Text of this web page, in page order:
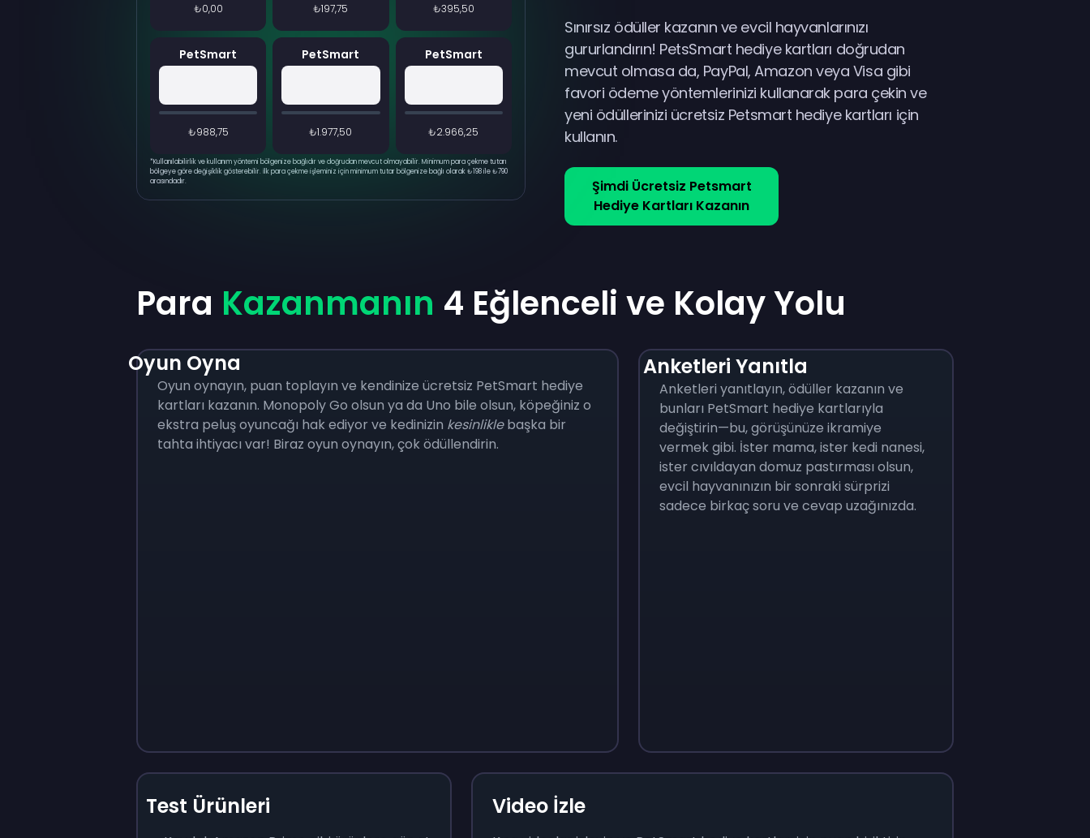
₺0,00 ₺197,75 ₺395,50
PetSmart
₺988,75
PetSmart
₺1.977,50
PetSmart
₺2.966,25
*Kullanılabilirlik ve kullanım yöntemi bölgenize bağlıdır ve doğrudan mevcut olmayabilir. Minimum para çekme tutarı
bölgeye göre değişiklik gösterebilir. İlk para çekme işleminiz için minimum tutar bölgenize bağlı olarak ₺198 ile ₺790
arasındadır.
Sınırsız ödüller kazanın ve evcil hayvanlarınızı
gururlandırın! PetsSmart hediye kartları doğrudan
mevcut olmasa da, PayPal, Amazon veya Visa gibi
favori ödeme yöntemlerinizi kullanarak para çekin ve
yeni ödüllerinizi ücretsiz Petsmart hediye kartları için
kullanın.
Şimdi Ücretsiz Petsmart
Hediye Kartları Kazanın
Para Kazanmanın 4 Eğlenceli ve Kolay Yolu
Oyun Oyna
Oyun oynayın, puan toplayın ve kendinize ücretsiz PetSmart hediye
kartları kazanın. Monopoly Go olsun ya da Uno bile olsun, köpeğiniz o
ekstra peluş oyuncağı hak ediyor ve kedinizin kesinliklebaşka bir
tahta ihtiyacı var! Biraz oyun oynayın, çok ödüllendirin.
Anketleri Yanıtla
Anketleri yanıtlayın, ödüller kazanın ve
bunları PetSmart hediye kartlarıyla
değiştirin—bu, görüşünüze ikramiye
vermek gibi. İster mama, ister kedi nanesi,
ister cıvıldayan domuz pastırması olsun,
evcil hayvanınızın bir sonraki sürprizi
sadece birkaç soru ve cevap uzağınızda.
Test Ürünleri Video İzle